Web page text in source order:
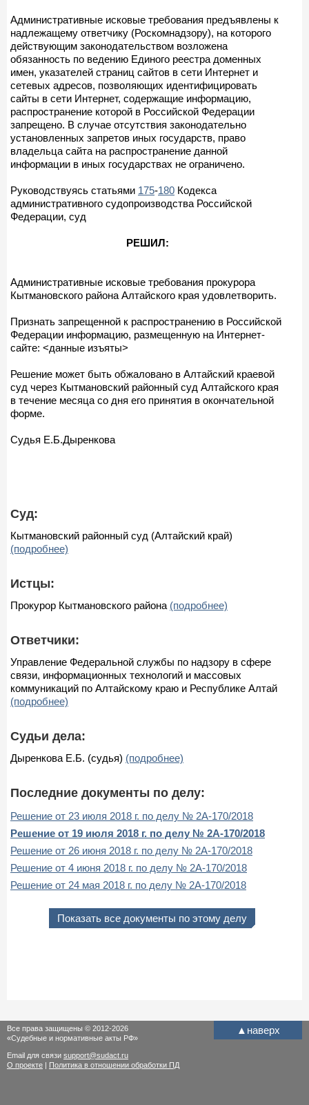
Административные исковые требования предъявлены к
надлежащему ответчику (Роскомнадзору), на которого
действующим законодательством возложена
обязанность по ведению Единого реестра доменных
имен, указателей страниц сайтов в сети Интернет и
сетевых адресов, позволяющих идентифицировать
сайты в сети Интернет, содержащие информацию,
распространение которой в Российской Федерации
запрещено. В случае отсутствия законодательно
установленных запретов иных государств, право
владельца сайта на распространение данной
информации в иных государствах не ограничено.
Руководствуясь статьями 175-180 Кодекса
административного судопроизводства Российской
Федерации, суд
РЕШИЛ:
Административные исковые требования прокурора
Кытмановского района Алтайского края удовлетворить.
Признать запрещенной к распространению в Российской
Федерации информацию, размещенную на Интернет-
сайте: <данные изъяты>
Решение может быть обжаловано в Алтайский краевой
суд через Кытмановский районный суд Алтайского края
в течение месяца со дня его принятия в окончательной
форме.
Судья Е.Б.Дыренкова
Суд:
Кытмановский районный суд (Алтайский край)
(подробнее)
Истцы:
Прокурор Кытмановского района (подробнее)
Ответчики:
Управление Федеральной службы по надзору в сфере
связи, информационных технологий и массовых
коммуникаций по Алтайскому краю и Республике Алтай
(подробнее)
Судьи дела:
Дыренкова Е.Б. (судья) (подробнее)
Последние документы по делу:
Решение от 23 июля 2018 г. по делу № 2А-170/2018
Решение от 19 июля 2018 г. по делу № 2А-170/2018
Решение от 26 июня 2018 г. по делу № 2А-170/2018
Решение от 4 июня 2018 г. по делу № 2А-170/2018
Решение от 24 мая 2018 г. по делу № 2А-170/2018
Показать все документы по этому делу
▲ наверх
Все права защищены © 2012-2026
«Судебные и нормативные акты РФ»
Email для связи support@sudact.ru
О проекте | Политика в отношении обработки ПД